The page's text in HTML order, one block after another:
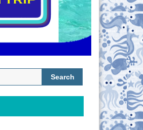
Search
for: